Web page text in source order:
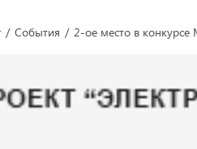
События 2-ое место в конкурсе